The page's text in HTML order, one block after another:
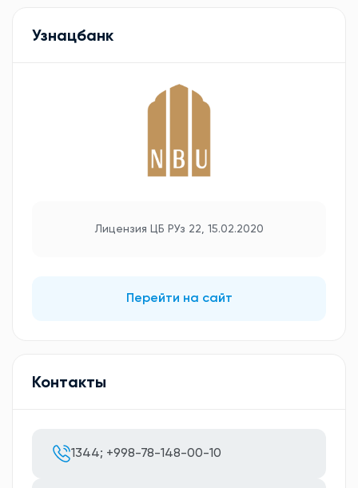
Узнацбанк
Лицензия ЦБ РУз 22, 15.02.2020
Перейти на сайт
Контакты
1344; +998-78-148-00-10